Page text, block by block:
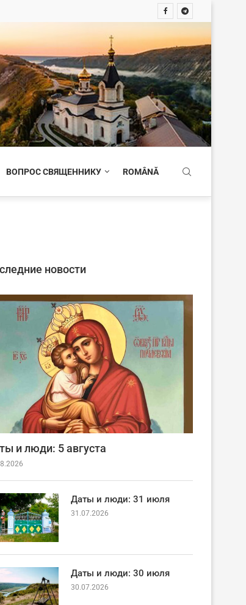
ВОПРОС СВЯЩЕННИКУ ROMÂNĂ
новости
и люди: 5 августа
Даты и люди: 31 июля
31.07.2026
Даты и люди: 30 июля
30.07.2026